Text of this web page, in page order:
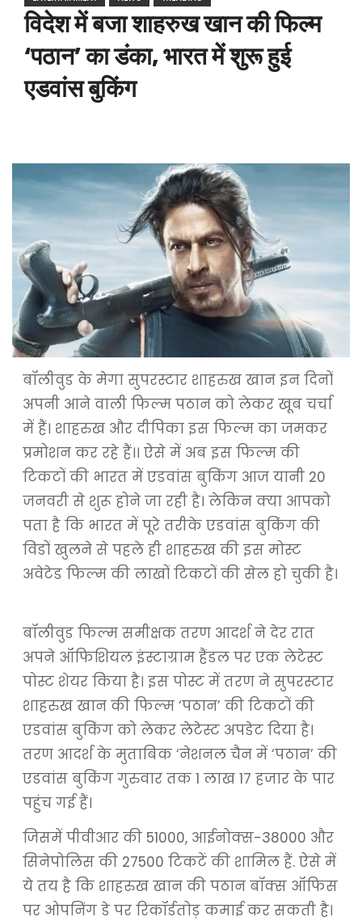
विदेश में बजा शाहरुख खान की फिल्म
‘पठान’ का डंका, भारत में शुरू हुई
एडवांस बुकिंग
बॉलीवुड के मेगा सुपरस्टार शाहरुख खान इन दिनों
अपनी आने वाली फिल्म पठान को लेकर खूब चर्चा
में हैं। शाहरुख और दीपिका इस फिल्म का जमकर
प्रमोशन कर रहे हैं।। ऐसे में अब इस फिल्म की
टिकटों की भारत में एडवांस बुकिंग आज यानी 20
जनवरी से शुरू होने जा रही है। लेकिन क्या आपको
पता है कि भारत में पूरे तरीके एडवांस बुकिंग की
विडों खुलने से पहले ही शाहरुख की इस मोस्ट
अवेटेड फिल्म की लाखों टिकटों की सेल हो चुकी है।
बॉलीवुड फिल्म समीक्षक तरण आदर्श ने देर रात
अपने ऑफिशियल इंस्टाग्राम हैंडल पर एक लेटेस्ट
पोस्ट शेयर किया है। इस पोस्ट में तरण ने सुपरस्टार
शाहरुख खान की फिल्म ‘पठान’ की टिकटों की
एडवांस बुकिंग को लेकर लेटेस्ट अपडेट दिया है।
तरण आदर्श के मुताबिक ‘नेशनल चैन में ‘पठान’ की
एडवांस बुकिंग गुरुवार तक 1 लाख 17 हजार के पार
पहुंच गई हैं।
जिसमें पीवीआर की 51000, आईनोक्स-38000 और
सिनेपोलिस की 27500 टिकटें की शामिल हैं. ऐसे में
ये तय है कि शाहरुख खान की पठान बॉक्स ऑफिस
पर ओपनिंग डे पर रिकॉर्डतोड़ कमाई कर सकती है।